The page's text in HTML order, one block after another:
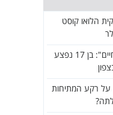
הלואו קוסט
"הענקנו לו טיפול מציל חיים": בן 17 נפצע
על רקע המתיחות